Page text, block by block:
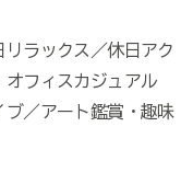
ラックス／休日アク
フィスカジュアル
／アート鑑賞・趣味